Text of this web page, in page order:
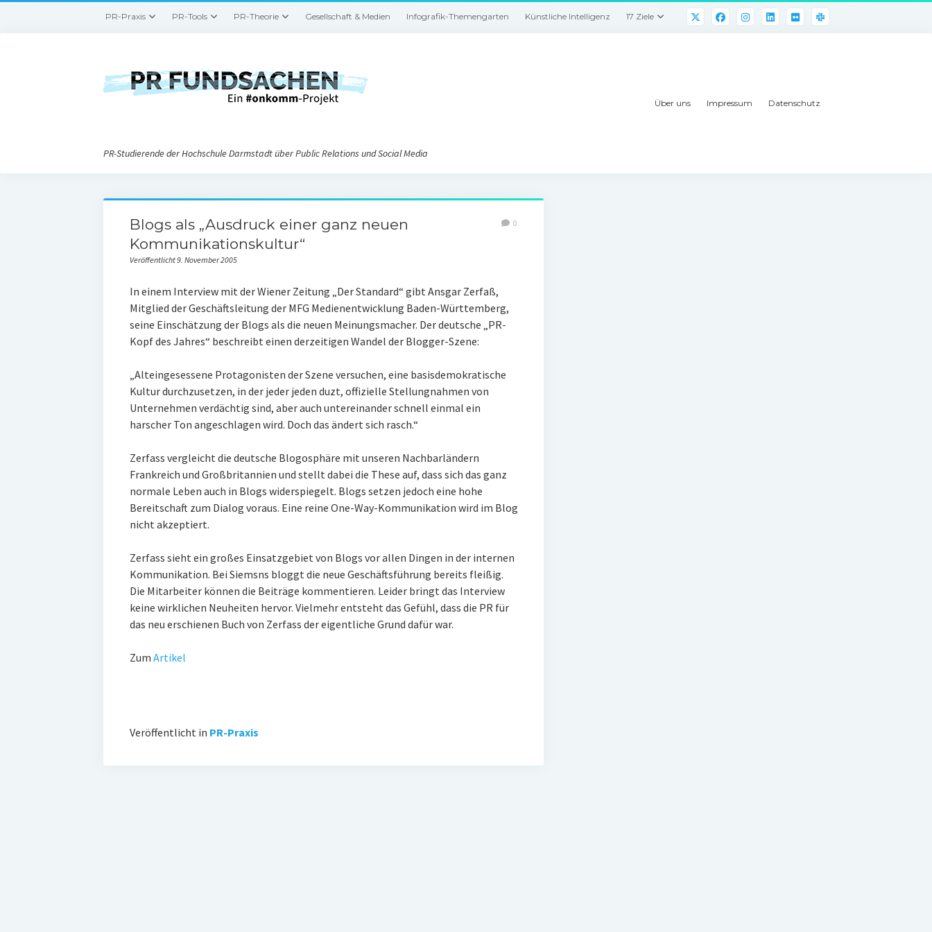
PR-Praxis PR-Tools PR-Theorie Gesellschaft & Medien Infografik-Themengarten Künstliche Intelligenz 17 Ziele
PR-Studierende der Hochschule Darmstadt über Public Relations und Social Media
Über uns Impressum Datenschutz
Blogs als „Ausdruck einer ganz neuen
Kommunikationskultur“
Veröffentlicht 9. November 2005
0
In einem Interview mit der Wiener Zeitung „Der Standard“ gibt Ansgar Zerfaß,
Mitglied der Geschäftsleitung der MFG Medienentwicklung Baden-Württemberg,
seine Einschätzung der Blogs als die neuen Meinungsmacher. Der deutsche „PR-
Kopf des Jahres“ beschreibt einen derzeitigen Wandel der Blogger-Szene:
„Alteingesessene Protagonisten der Szene versuchen, eine basisdemokratische
Kultur durchzusetzen, in der jeder jeden duzt, offizielle Stellungnahmen von
Unternehmen verdächtig sind, aber auch untereinander schnell einmal ein
harscher Ton angeschlagen wird. Doch das ändert sich rasch.“
Zerfass vergleicht die deutsche Blogosphäre mit unseren Nachbarländern
Frankreich und Großbritannien und stellt dabei die These auf, dass sich das ganz
normale Leben auch in Blogs widerspiegelt. Blogs setzen jedoch eine hohe
Bereitschaft zum Dialog voraus. Eine reine One-Way-Kommunikation wird im Blog
nicht akzeptiert.
Zerfass sieht ein großes Einsatzgebiet von Blogs vor allen Dingen in der internen
Kommunikation. Bei Siemsns bloggt die neue Geschäftsführung bereits fleißig.
Die Mitarbeiter können die Beiträge kommentieren. Leider bringt das Interview
keine wirklichen Neuheiten hervor. Vielmehr entsteht das Gefühl, dass die PR für
das neu erschienen Buch von Zerfass der eigentliche Grund dafür war.
Zum Artikel
Veröffentlicht in PR-Praxis